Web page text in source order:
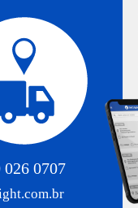
026 0707